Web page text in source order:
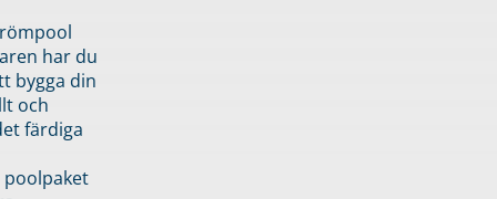
har du
bygga din
och
färdiga